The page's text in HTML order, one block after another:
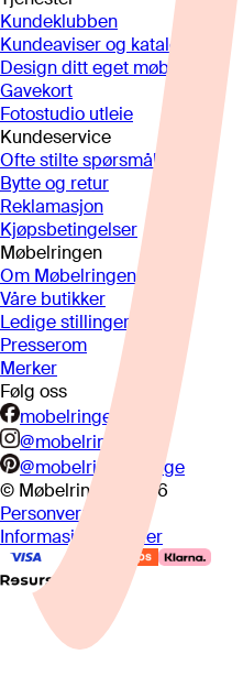
Kundeklubben
Kundeaviser og kataloger
Design ditt eget møbel
Gavekort
Fotostudio utleie
Kundeservice
Ofte stilte spørsmål
Bytte og retur
Reklamasjon
Kjøpsbetingelser
Møbelringen
Om Møbelringen
Våre butikker
Ledige stillinger
Presserom
Merker
Følg oss
mobelringen.no
@mobelringen
@mobelringennorge
© Møbelringen
2026
Personvern
Informasjonskapsler